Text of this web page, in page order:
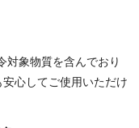
対象物質を含んでおり
心してご使用いただけ